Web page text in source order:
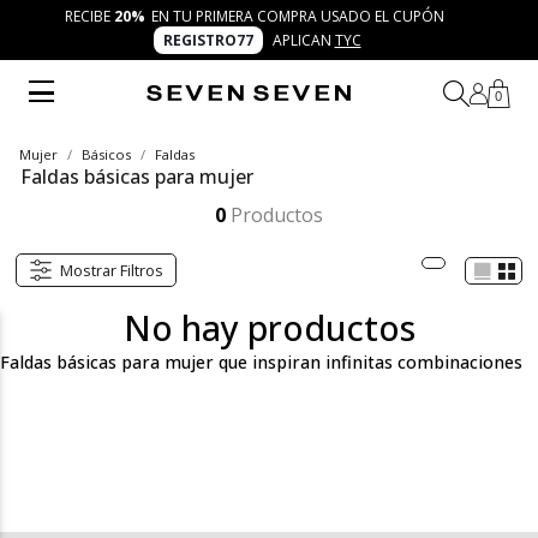
RECIBE 20% EN TU PRIMERA COMPRA USADO EL CUPÓN
REGISTRO77
APLICAN TYC
0
Mujer Básicos Faldas
Faldas básicas para mujer
0 Productos
Mostrar Filtros
No hay productos
Faldas básicas para mujer que inspiran infinitas combinaciones
chaquetas. Bajo el concepto 7 días 7 looks, cada falda está